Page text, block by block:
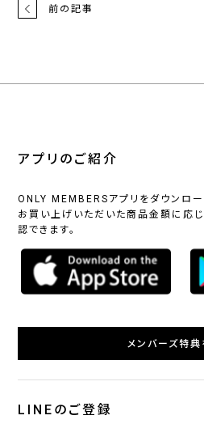
前の記事
アプリのご紹介
ONLY MEMBERSアプリをダウンロー
お買い上げいただいた商品金額に応
認できます。
メンバーズ特典
LINEのご登録